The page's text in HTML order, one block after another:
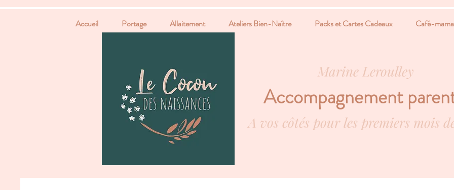
Accueil Portage Allaitement Ateliers Bien-Naître Packs et Cartes Cadeaux Café-
Marine Leroulley
Accompagnement
A vos côtés pour les premiers mois